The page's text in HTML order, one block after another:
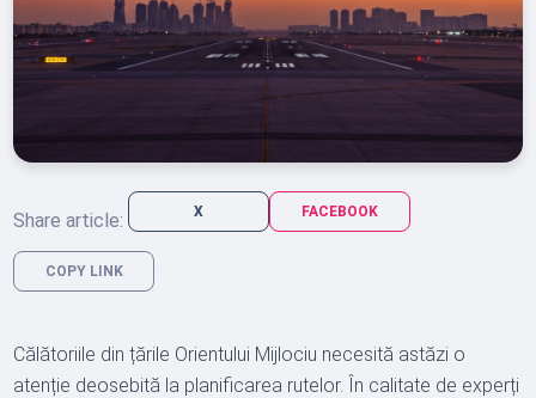
Share article: X FACEBOOK
COPY LINK
Călătoriile din țările Orientului Mijlociu necesită astăzi o
atenție deosebită la planificarea rutelor. În calitate de experți